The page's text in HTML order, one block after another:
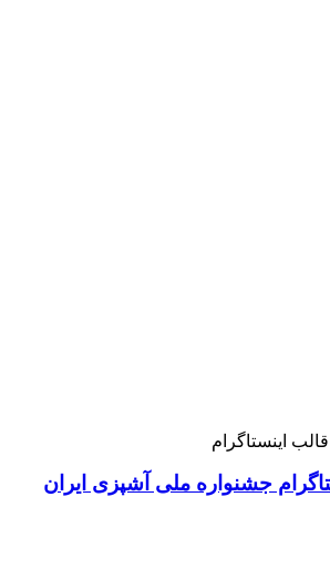
اینستاگرام
جشنواره ملی آشپزی ایران